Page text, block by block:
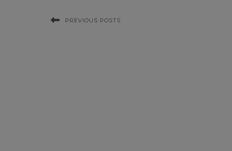
PREVIOUS POSTS